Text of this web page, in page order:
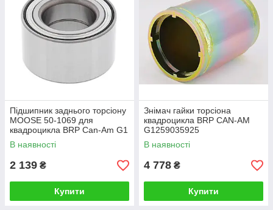
Підшипник заднього торсіону
MOOSE 50-1069 для
квадроцикла BRP Can-Am G1
В наявності
2 139 ₴
Купити
Знімач гайки торсіона
квадроцикла BRP CAN-AM
G1259035925
В наявності
4 778 ₴
Купити